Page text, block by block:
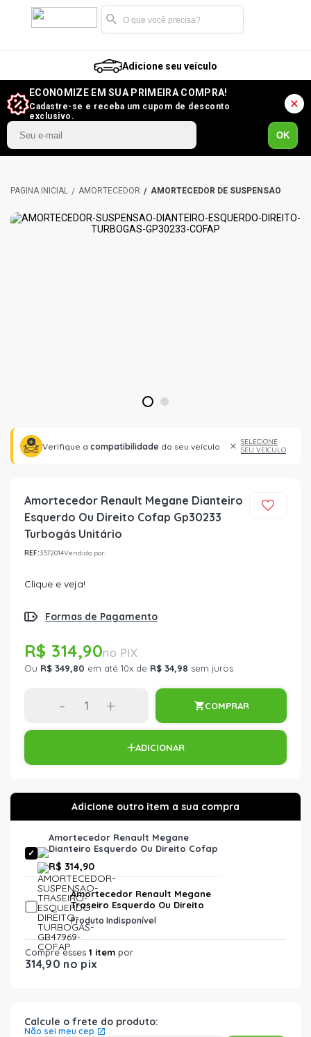
Adicione seu veículo
ECONOMIZE EM SUA PRIMEIRA COMPRA!
Cadastre-se e receba um cupom de desconto
exclusivo.
OK
AMORTECEDOR AMORTECEDOR DE SUSPENSÃO
1 2
Verifique a compatibilidade do seu veículo
SELECIONE
SEU VEÍCULO
Amortecedor Renault Megane Dianteiro
Esquerdo Ou Direito Cofap Gp30233
Turbogás Unitário
REF:3372014Vendido por:
Clique e veja!
Formas de Pagamento
R$ 314,90
Ou R$ 349,80 em até 10x de R$ 34,98 sem juros
- + COMPRAR
ADICIONAR
Amortecedor Renault Megane
Dianteiro Esquerdo Ou Direito Cofap
Gp30233 Turbogás Unitário
R$ 314,90
Amortecedor Renault Megane
Traseiro Esquerdo Ou Direito
Cofap Gb47969 Turbogás
Unitário
Produto Indisponível
Compre esses 1 item por
314,90 no pix
Calcule o frete do produto:
Não sei meu cep